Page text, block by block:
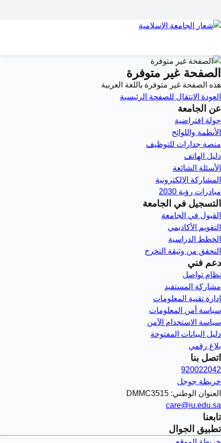
الصفحة غير متوفرة
هذه الصفحة غير متوفرة باللغة العربية
العودة الانتقال للصفحة الرئيسية
عن الجامعة
جولة افتراضية
الأنظمة واللوائح
منصة جدارات للتوظيف
دليل الهاتف
الأسئلة الشائعة
المشاركة الإلكترونية
مبادرات رؤية 2030
التسجيل في الجامعة
القبول في الجامعة
التقويم الأكاديمي
الخطط الدراسية
التحقق من وثيقة التخرج
دعم فني
نظام تواصل
مشاركة المستفيد
إدارة تقنية المعلومات
سياسة أمن المعلومات
سياسة الاستخدام الآمن
دليل البيانات المفتوحة
بلاغ رقمي
اتصل بنا
920022042
خريطة جوجل
العنوان الوطني: DMMC3515
care@iu.edu.sa
تابعنا
تطبيق الجوال